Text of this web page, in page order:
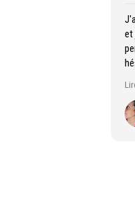
J'ai consulté
et je
personnes
où cela est
vous, vous
Il est clair,
il y a